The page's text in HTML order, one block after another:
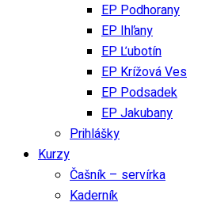
EP Podhorany
EP Ihľany
EP Ľubotín
EP Krížová Ves
EP Podsadek
EP Jakubany
Prihlášky
Kurzy
Čašník – servírka
Kaderník